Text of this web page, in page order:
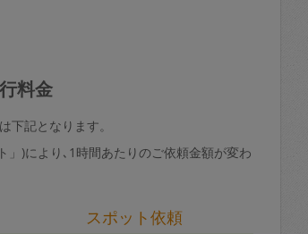
料金
下記となります。
)により､1時間あたりのご依頼金額が変わ
スポット依頼